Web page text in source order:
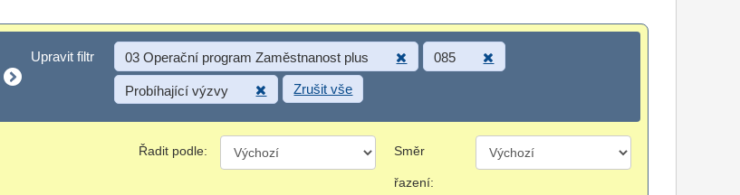
Upravit filtr
Upravit filtr 03 Operační program Zaměstnanost plus 085
Probíhající výzvy Zrušit vše
Řadit podle: Směr
řazení: